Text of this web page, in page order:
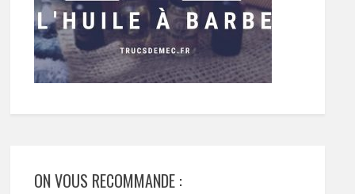
ON VOUS RECOMMANDE :